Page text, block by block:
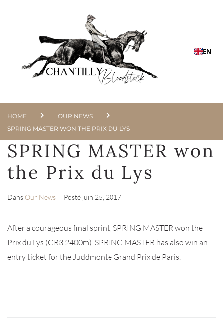
EN
HOME
OUR NEWS
SPRING MASTER WON THE PRIX DU LYS
SPRING MASTER won
the Prix du Lys
Dans Our News Posté juin 25, 2017
After a courageous final sprint, SPRING MASTER won the
Prix du Lys (GR3 2400m). SPRING MASTER has also win an
entry ticket for the Juddmonte Grand Prix de Paris.